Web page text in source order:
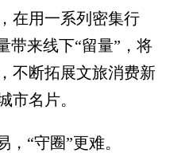
用一系列密集行
带来线下“留量”，将
不断拓展文旅消费新
市名片。
“守圈”更难。